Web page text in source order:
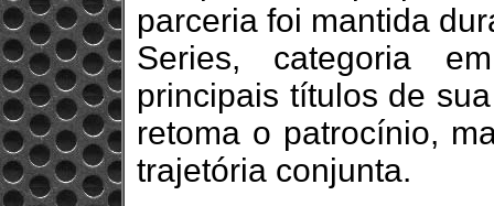
parceria foi mantida
Series, categoria
principais títulos de
retoma o patrocínio,
trajetória conjunta.